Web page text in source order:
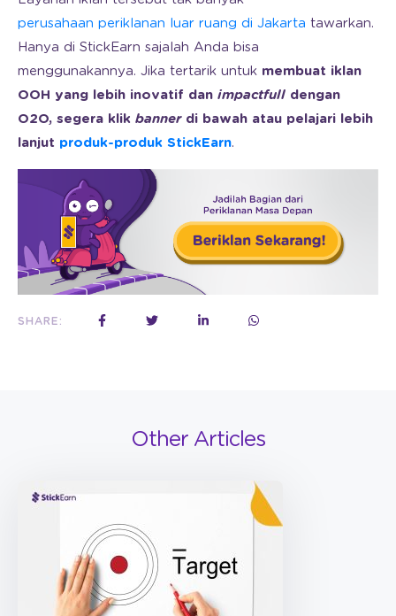
perusahaan periklanan luar ruang di Jakarta tawarkan.
Hanya di StickEarn sajalah Anda bisa
menggunakannya. Jika tertarik untuk membuat iklan
OOH yang lebih inovatif dan impactfull dengan
O2O, segera klik bannerdi bawah atau pelajari lebih
lanjut produk-produk StickEarn.
SHARE:
Other Articles